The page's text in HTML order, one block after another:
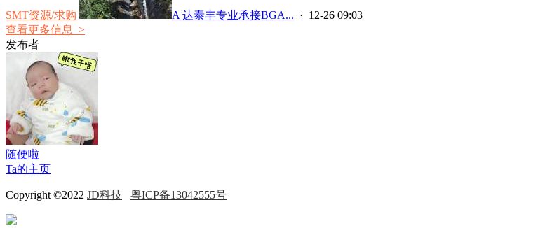
SMT资源/求购 A 达泰丰专业承接BGA... · 12-26 09:03
查看更多信息 >
发布者
随便啦
Ta的主页
Copyright ©2022 JD科技 粤ICP备13042555号